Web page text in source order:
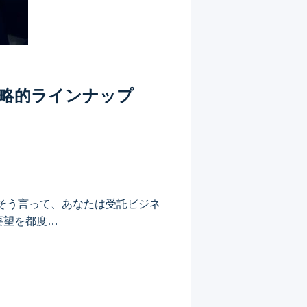
的ラインナップ
言って、あなたは受託ビジネ
望を都度…